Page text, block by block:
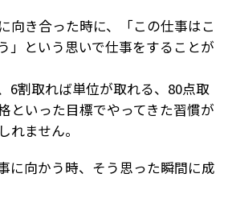
向き合った時に、「この仕事はこ
」という思いで仕事をすることが
6割取れば単位が取れる、80点取
といった目標でやってきた習慣が
れません。
に向かう時、そう思った瞬間に成